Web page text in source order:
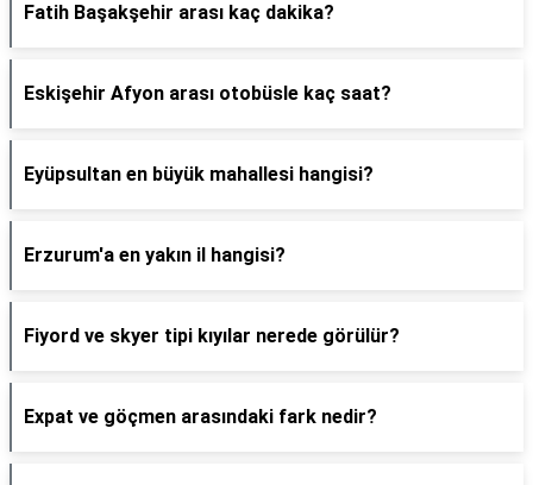
Fatih Başakşehir arası kaç dakika?
Eskişehir Afyon arası otobüsle kaç saat?
Eyüpsultan en büyük mahallesi hangisi?
Erzurum'a en yakın il hangisi?
Fiyord ve skyer tipi kıyılar nerede görülür?
Expat ve göçmen arasındaki fark nedir?